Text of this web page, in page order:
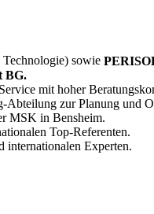
Technologie) sowie
BG.
mit hoher
Abteilung zur Planung und
MSK in Bensheim.
Top-Referenten.
internationalen Experten.